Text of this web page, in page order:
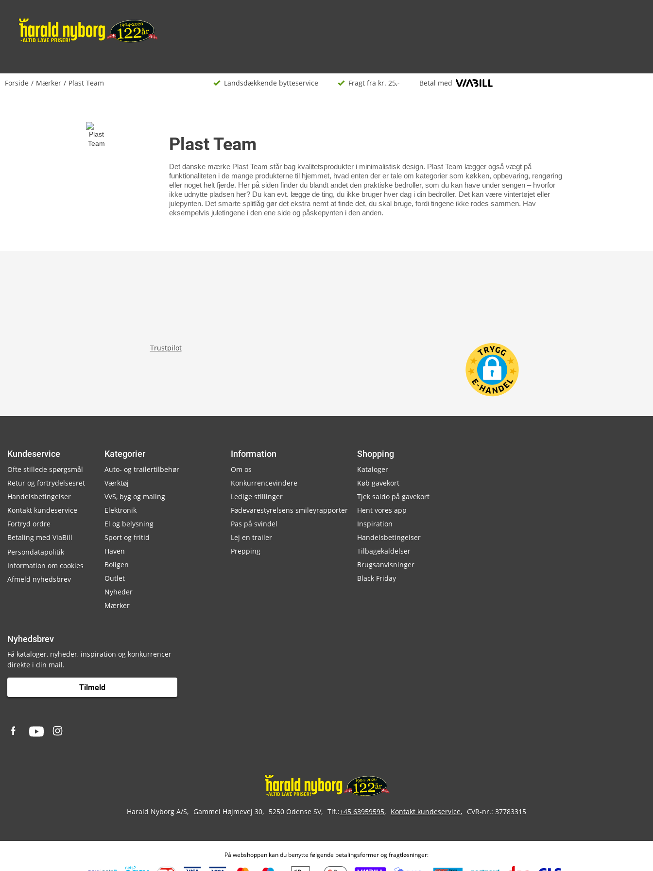
Forside Mærker Plast Team Landsdækkende bytteservice Fragt fra kr. 25,- Betal med
Plast Team
Det danske mærke Plast Team står bag kvalitetsprodukter i minimalistisk design. Plast Team lægger også vægt på
funktionaliteten i de mange produkterne til hjemmet, hvad enten der er tale om kategorier som køkken, opbevaring, rengøring
eller noget helt fjerde. Her på siden finder du blandt andet den praktiske bedroller, som du kan have under sengen – hvorfor
ikke udnytte pladsen her? Du kan evt. lægge de ting, du ikke bruger hver dag i din bedroller. Det kan være vintertøjet eller
julepynten. Det smarte splitlåg gør det ekstra nemt at finde det, du skal bruge, fordi tingene ikke rodes sammen. Hav
eksempelvis juletingene i den ene side og påskepynten i den anden.
Trustpilot
Kundeservice
Ofte stillede spørgsmål
Retur og fortrydelsesret
Handelsbetingelser
Kontakt kundeservice
Fortryd ordre
Betaling med ViaBill
Persondatapolitik
Information om cookies
Afmeld nyhedsbrev
Kategorier
Auto- og trailertilbehør
Værktøj
VVS, byg og maling
Elektronik
El og belysning
Sport og fritid
Haven
Boligen
Outlet
Nyheder
Mærker
Information
Om os
Konkurrencevindere
Ledige stillinger
Fødevarestyrelsens smileyrapporter
Pas på svindel
Lej en trailer
Prepping
Shopping
Kataloger
Køb gavekort
Tjek saldo på gavekort
Hent vores app
Inspiration
Handelsbetingelser
Tilbagekaldelser
Brugsanvisninger
Black Friday
Nyhedsbrev
Få kataloger, nyheder, inspiration og konkurrencer
direkte i din mail.
Tilmeld
Harald Nyborg A/S Gammel Højmevej 30 5250 Odense SV Tlf.:+45 63959595 Kontakt kundeservice CVR-nr.: 37783315
På webshoppen kan du benytte følgende betalingsformer og fragtløsninger: